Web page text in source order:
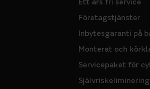
Ett års fri service
Företagstjänster
Inbytesgaranti på
Monterat och
Servicepaket för
Självriskeliminering